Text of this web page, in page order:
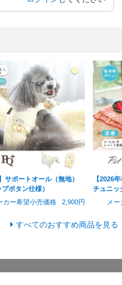
サポートオール（無地）
プボタン仕様）
カー希望小売価格
2,900円
【2026
チュニッ
メ
すべてのおすすめ商品を見る